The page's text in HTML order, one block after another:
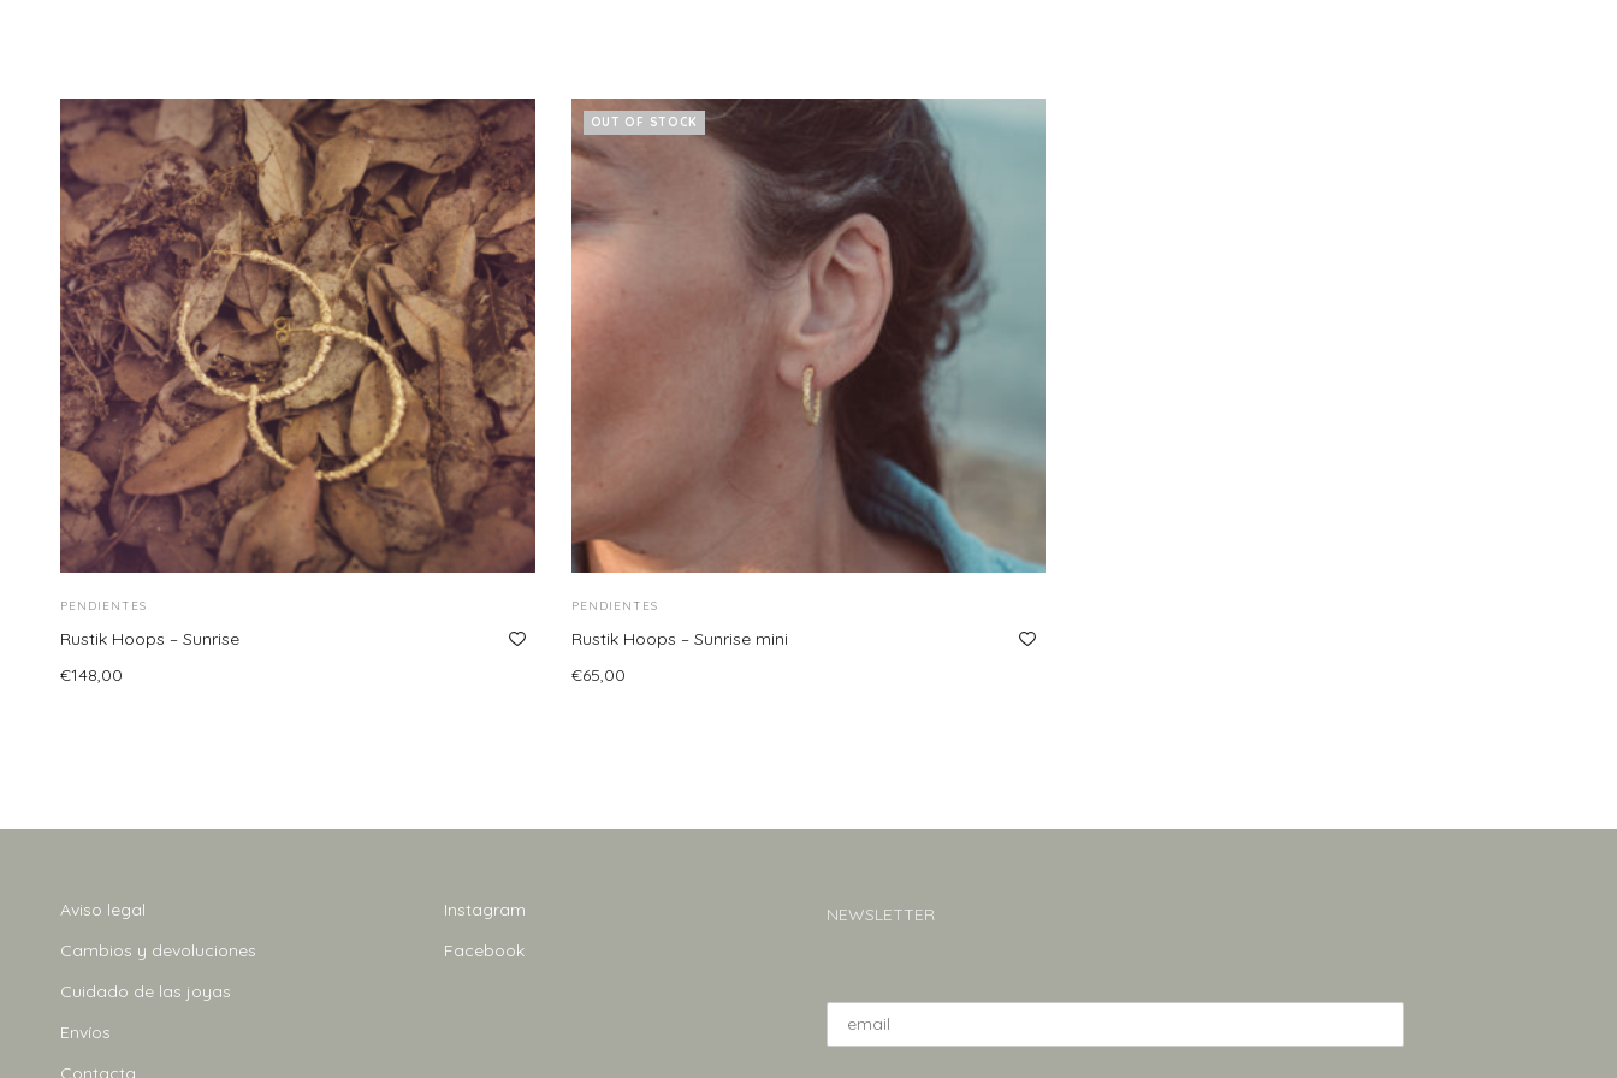
PENDIENTES
Rustik Hoops – Sunrise
€148,00
OUT OF STOCK
PENDIENTES
Rustik Hoops – Sunrise mini
€65,00
Aviso legal
Cambios y devoluciones
Cuidado de las joyas
Envíos
Contacta
Instagram
Facebook
NEWSLETTER